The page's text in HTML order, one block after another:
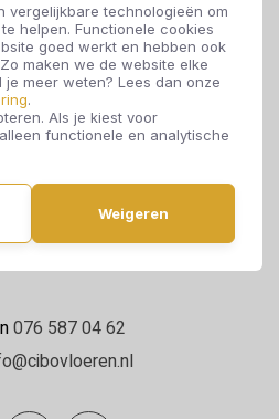
vergelijkbare technologieën om
helpen. Functionele cookies
goed werkt en hebben ook
maken we de website elke
je meer weten? Lees dan onze
.
Als je kiest voor
functionele en analytische
Weigeren
Vloeren
NE Breda
076 587 04 62